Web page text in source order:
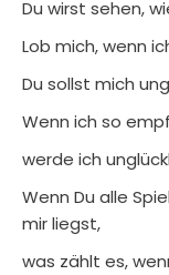
Du wirst sehen,
Lob mich, wenn
Du sollst mich
Wenn ich so
werde ich
Wenn Du alle
mir liegst,
was zählt es,